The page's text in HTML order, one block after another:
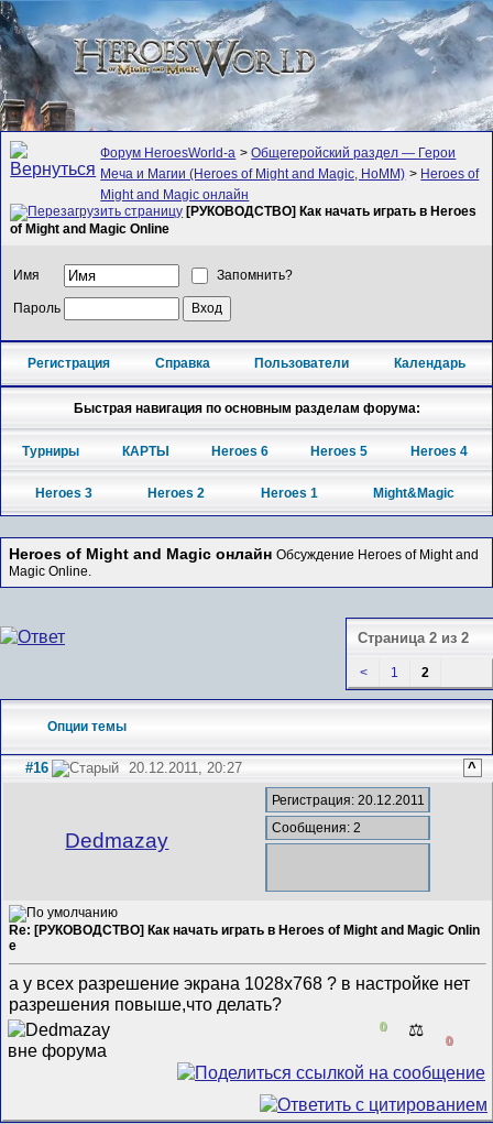
Форум HeroesWorld-а >Общегеройский раздел — Герои
Меча и Магии (Heroes of Might and Magic, HoMM) > Heroes of
Might and Magic онлайн
[РУКОВОДСТВО] Как начать играть в Heroes
of Might and Magic Online
Имя Запомнить?
Пароль
Регистрация Справка Пользователи Календарь
Быстрая навигация по основным разделам форума:
Турниры КАРТЫ Heroes 6 Heroes 5 Heroes 4
Heroes 3 Heroes 2 Heroes 1 Might&Magic
Heroes of Might and Magic онлайн Обсуждение Heroes of Might and
Magic Online.
Страница 2 из 2
< 1 2
Опции темы
#16 20.12.2011, 20:27 ^
Dedmazay
Регистрация: 20.12.2011
Сообщения: 2
Re: [РУКОВОДСТВО] Как начать играть в Heroes of Might and Magic Onlin
e
а у всех разрешение экрана 1028х768 ? в настройке нет
разрешения повыше,что делать?
0 ⚖️
0